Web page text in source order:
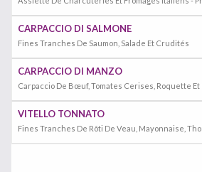
CARPACCIO DI SALMONE
Fines Tranches De Saumon, Salade Et Crudités
CARPACCIO DI MANZO
VITELLO TONNATO